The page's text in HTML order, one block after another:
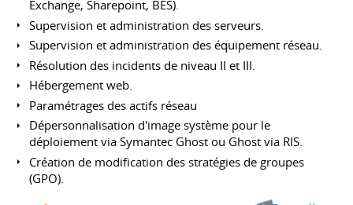
Exchange, Sharepoint, BES).
Supervision et administration des serveurs.
Supervision et administration des équipement réseau.
Résolution des incidents de niveau II et III.
Hébergement web.
Paramétrages des actifs réseau
Dépersonnalisation d'image système pour le
déploiement via Symantec Ghost ou Ghost via RIS.
Création de modification des stratégies de groupes
(GPO).